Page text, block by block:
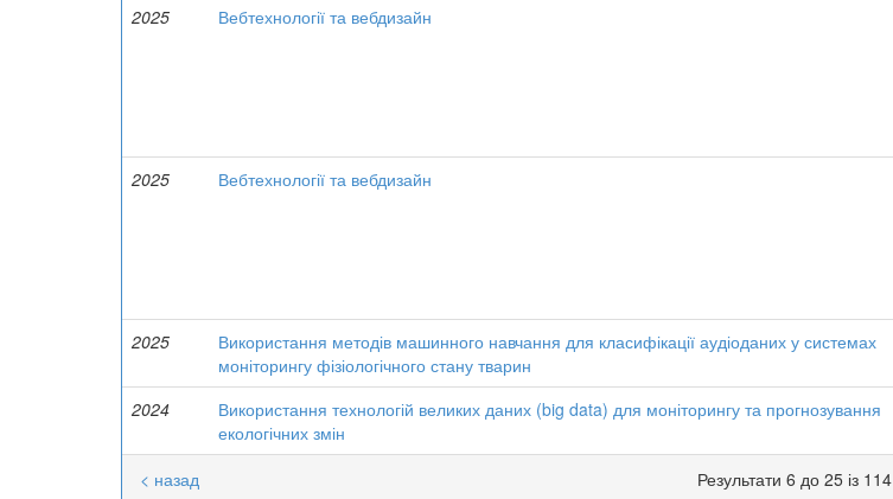
2025
Вебтехнології та вебдизайн
2025
Вебтехнології та вебдизайн
2025
Використання методів машинного навчання для класифікації аудіоданих у системах
моніторингу фізіологічного стану тварин
2024
Використання технологій великих даних (big data) для моніторингу та прогнозування
екологічних змін
Результати 6 до 25 із 114
< назад